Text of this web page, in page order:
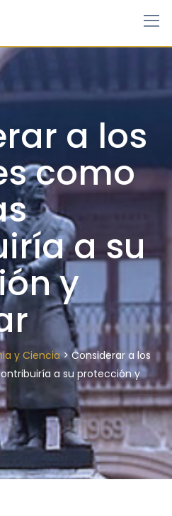
a los
como
a su
y
y Ciencia>Considerar a los
a su protección y